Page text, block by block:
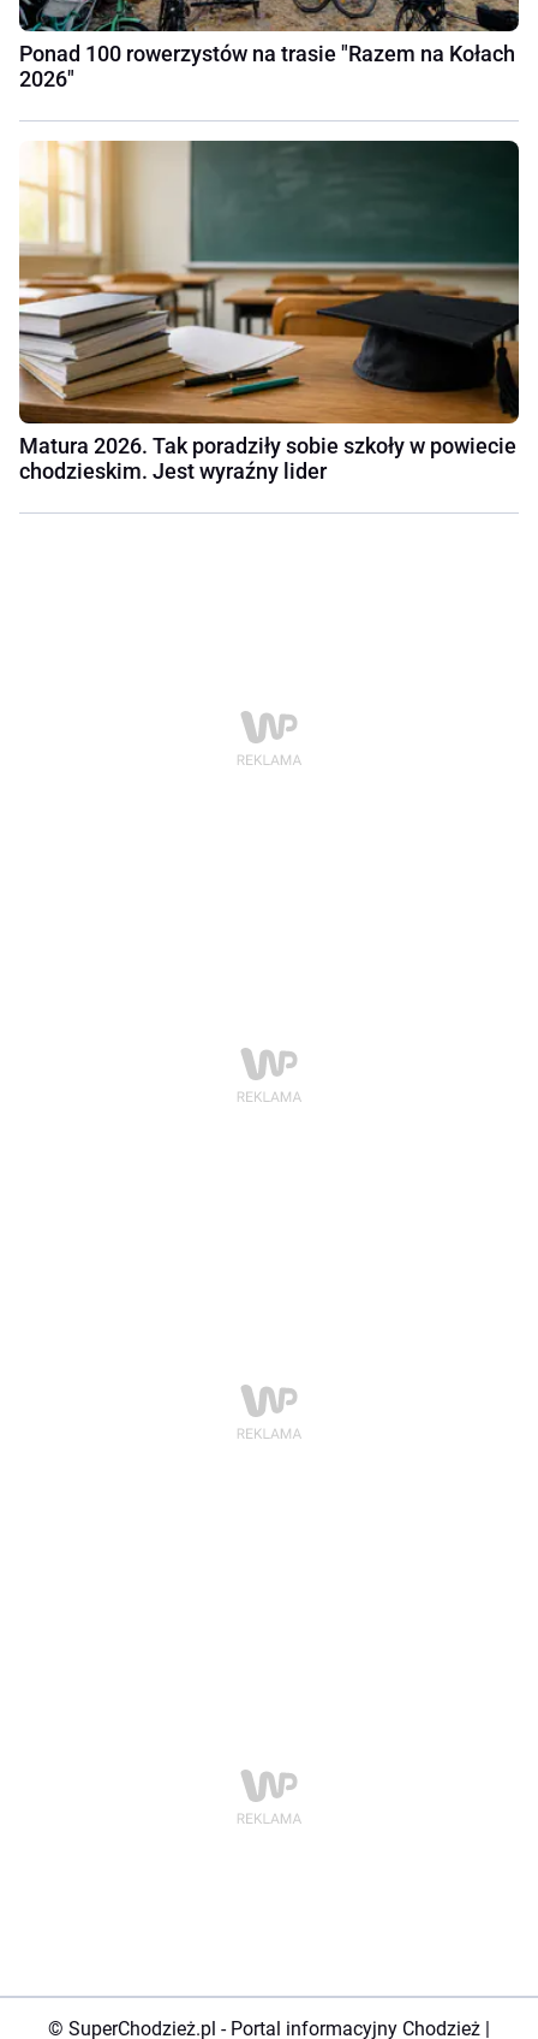
Ponad 100 rowerzystów na trasie "Razem na Kołach
2026"
Matura 2026. Tak poradziły sobie szkoły w powiecie
chodzieskim. Jest wyraźny lider
© SuperChodzież.pl - Portal informacyjny Chodzież |